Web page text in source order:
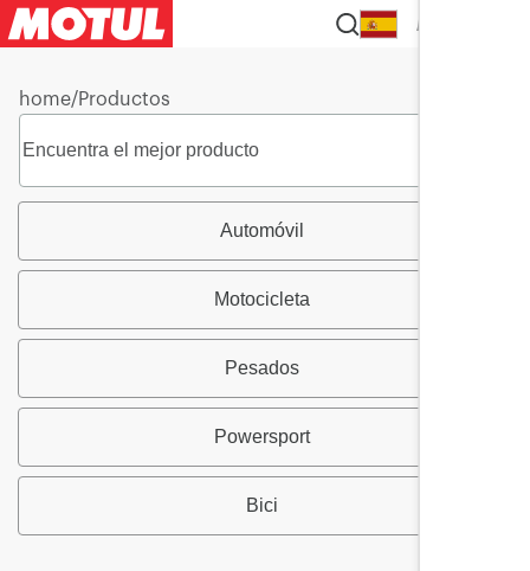
ES
home/Productos
Automóvil
Motocicleta
Pesados
Powersport
Bici